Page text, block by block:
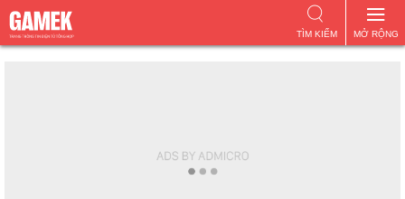
MỞ RỘNG
TÌM KIẾM